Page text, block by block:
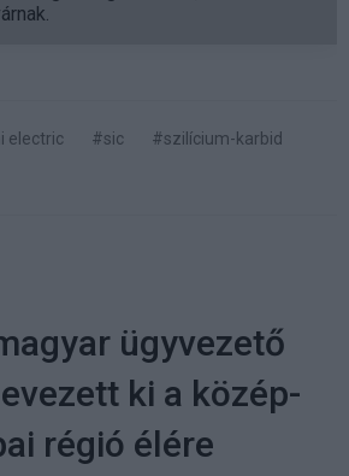
electric #sic
#szilícium-karbid
ügyvezető
ki a közép-
régió élére